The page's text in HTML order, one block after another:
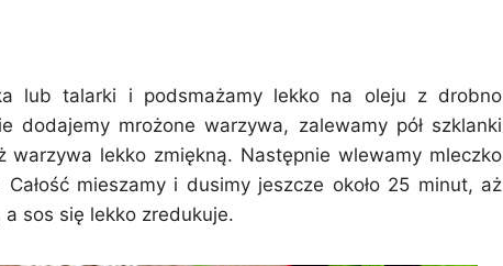
lub talarki i podsmażamy lekko na oleju z drobno
dodajemy mrożone warzywa, zalewamy pół szklanki
warzywa lekko zmiękną. Następnie wlewamy mleczko
mieszamy i dusimy jeszcze około 25 minut, aż
sos się lekko zredukuje.